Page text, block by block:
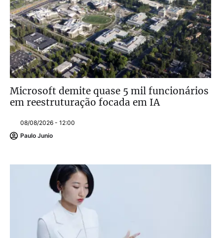
Microsoft demite quase 5 mil funcionários
em reestruturação focada em IA
08/08/2026 - 12:00
Paulo Junio